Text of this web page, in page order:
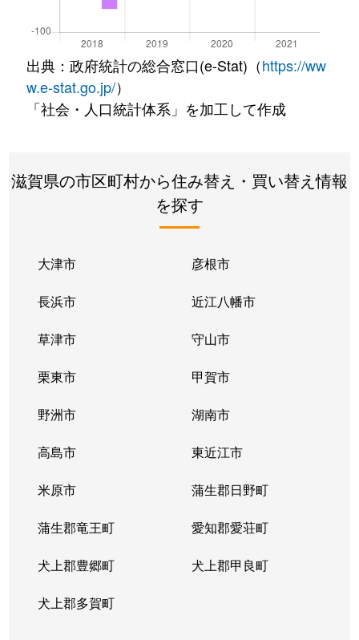
出典：政府統計の総合窓口(e-Stat)（https://ww
w.e-stat.go.jp/）
「社会・人口統計体系」を加工して作成
滋賀県の市区町村から住み替え・買い替え情報
を探す
大津市 彦根市
長浜市 近江八幡市
草津市 守山市
栗東市 甲賀市
野洲市 湖南市
高島市 東近江市
米原市 蒲生郡日野町
蒲生郡竜王町 愛知郡愛荘町
犬上郡豊郷町 犬上郡甲良町
犬上郡多賀町